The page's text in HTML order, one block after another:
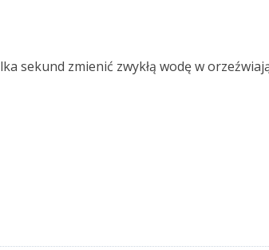
sekund zmienić zwykłą wodę w